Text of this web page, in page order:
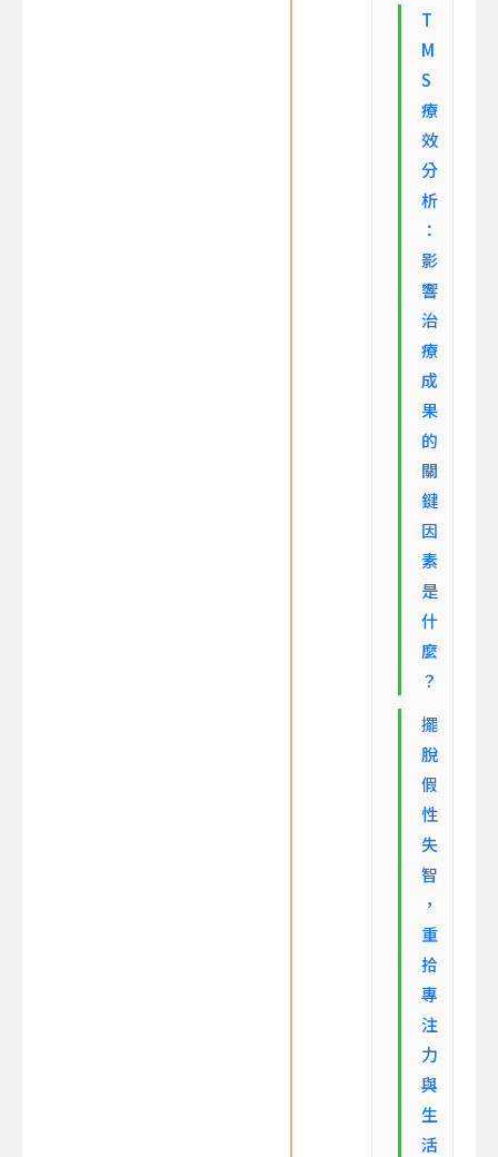
T
M
S
療
效
分
析
：
影
響
治
療
成
果
的
關
鍵
因
素
是
什
麼
？
擺
脫
假
性
失
智
，
重
拾
專
注
力
與
生
活